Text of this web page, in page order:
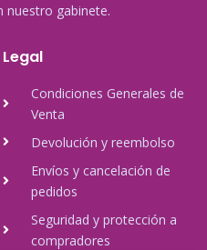
nuestro gabinete.
Legal
Condiciones Generales de
Venta
Devolución y reembolso
Envíos y cancelación de
pedidos
Seguridad y protección a
compradores